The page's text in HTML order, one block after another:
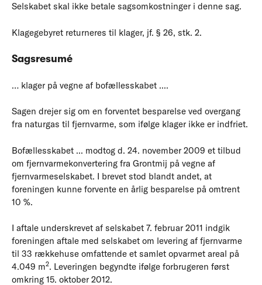
Selskabet skal ikke betale sagsomkostninger i denne sag.
Klagegebyret returneres til klager, jf. § 26, stk. 2.
Sagsresumé
… klager på vegne af bofællesskabet ....
Sagen drejer sig om en forventet besparelse ved overgang
fra naturgas til fjernvarme, som ifølge klager ikke er indfriet.
Bofællesskabet ... modtog d. 24. november 2009 et tilbud
om fjernvarmekonvertering fra Grontmij på vegne af
fjernvarmeselskabet. I brevet stod blandt andet, at
foreningen kunne forvente en årlig besparelse på omtrent
10 %.
I aftale underskrevet af selskabet 7. februar 2011 indgik
foreningen aftale med selskabet om levering af fjernvarme
til 33 rækkehuse omfattende et samlet opvarmet areal på
4.049 m2. Leveringen begyndte ifølge forbrugeren først
omkring 15. oktober 2012.